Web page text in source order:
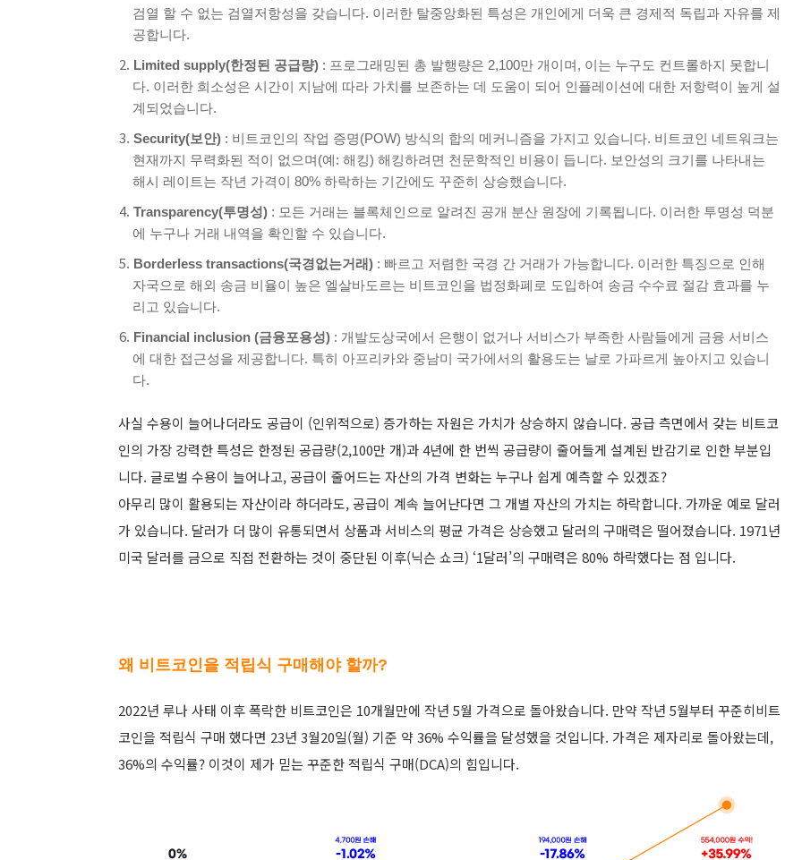
검열 할 수 없는 검열저항성을 갖습니다. 이러한 탈중앙화된 특성은 개인에게 더욱 큰 경제적 독립과 자유를 제
공합니다.
Limited supply(한정된 공급량) : 프로그래밍된 총 발행량은 2,100만 개이며, 이는 누구도 컨트롤하지 못합니
다. 이러한 희소성은 시간이 지남에 따라 가치를 보존하는 데 도움이 되어 인플레이션에 대한 저항력이 높게 설
계되었습니다.
Security(보안) : 비트코인의 작업 증명(POW) 방식의 합의 메커니즘을 가지고 있습니다. 비트코인 네트워크는
현재까지 무력화된 적이 없으며(예: 해킹) 해킹하려면 천문학적인 비용이 듭니다. 보안성의 크기를 나타내는
해시 레이트는 작년 가격이 80% 하락하는 기간에도 꾸준히 상승했습니다.
Transparency(투명성) : 모든 거래는 블록체인으로 알려진 공개 분산 원장에 기록됩니다. 이러한 투명성 덕분
에 누구나 거래 내역을 확인할 수 있습니다.
Borderless transactions(국경없는거래) : 빠르고 저렴한 국경 간 거래가 가능합니다. 이러한 특징으로 인해
자국으로 해외 송금 비율이 높은 엘살바도르는 비트코인을 법정화폐로 도입하여 송금 수수료 절감 효과를 누
리고 있습니다.
Financial inclusion (금융포용성) : 개발도상국에서 은행이 없거나 서비스가 부족한 사람들에게 금융 서비스
에 대한 접근성을 제공합니다. 특히 아프리카와 중남미 국가에서의 활용도는 날로 가파르게 높아지고 있습니
다.
사실 수용이 늘어나더라도 공급이 (인위적으로) 증가하는 자원은 가치가 상승하지 않습니다. 공급 측면에서 갖는 비트코
인의 가장 강력한 특성은 한정된 공급량(2,100만 개)과 4년에 한 번씩 공급량이 줄어들게 설계된 반감기로 인한 부분입
니다. 글로벌 수용이 늘어나고, 공급이 줄어드는 자산의 가격 변화는 누구나 쉽게 예측할 수 있겠죠?
아무리 많이 활용되는 자산이라 하더라도, 공급이 계속 늘어난다면 그 개별 자산의 가치는 하락합니다. 가까운 예로 달러
가 있습니다. 달러가 더 많이 유통되면서 상품과 서비스의 평균 가격은 상승했고 달러의 구매력은 떨어졌습니다. 1971년
미국 달러를 금으로 직접 전환하는 것이 중단된 이후(닉슨 쇼크) ‘1달러’의 구매력은 80% 하락했다는 점 입니다.
왜 비트코인을 적립식 구매해야 할까?
2022년 루나 사태 이후 폭락한 비트코인은 10개월만에 작년 5월 가격으로 돌아왔습니다. 만약작년 5월부터 꾸준히비트
코인을 적립식 구매 했다면 23년 3월20일(월) 기준 약 36% 수익률을 달성했을 것입니다. 가격은 제자리로 돌아왔는데,
36%의 수익률? 이것이 제가 믿는 꾸준한 적립식 구매(DCA)의 힘입니다.